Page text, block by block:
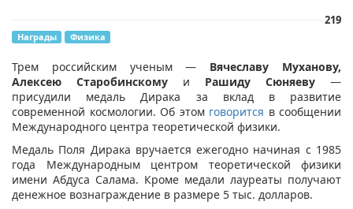
219
Награды Физика
​Трем российским ученым — Вячеславу Муханову,
Алексею Старобинскому и Рашиду Сюняеву —
присудили медаль Дирака за вклад в развитие
современной космологии. Об этом говорится в сообщении
Международного центра теоретической физики.
Медаль Поля Дирака вручается ежегодно начиная с 1985
года Международным центром теоретической физики
имени Абдуса Салама. Кроме медали лауреаты получают
денежное вознаграждение в размере 5 тыс. долларов.